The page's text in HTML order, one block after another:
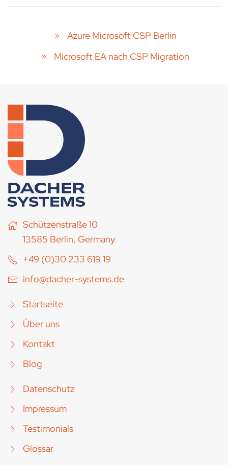
Azure Microsoft CSP Berlin
Microsoft EA nach CSP Migration
Schützenstraße 10
13585 Berlin, Germany
+49 (0)30 233 619 19
info@dacher-systems.de
Startseite
Über uns
Kontakt
Blog
Datenschutz
Impressum
Testimonials
Glossar